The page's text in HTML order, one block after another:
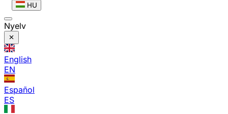
HU
Nyelv
English
EN
Español
ES